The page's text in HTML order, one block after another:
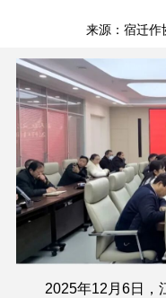
来源：宿迁作
2025年12月6日，